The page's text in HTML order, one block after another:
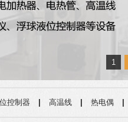
1
控制器 高温线 热电偶